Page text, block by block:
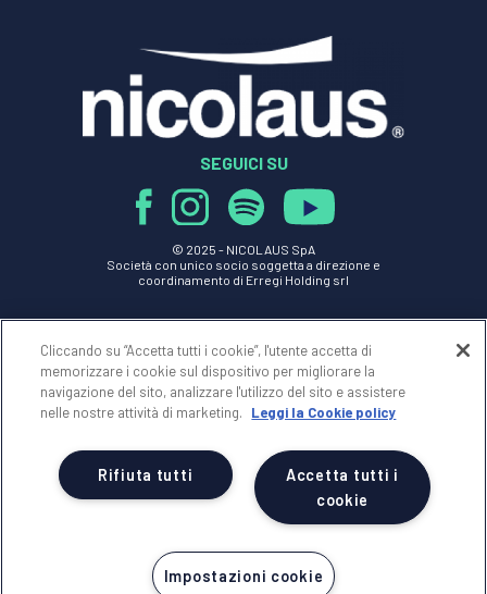
SEGUICI SU
© 2025 - NICOLAUS SpA
Società con unico socio soggetta a direzione e
coordinamento di Erregi Holding srl
P.IVA - C.F. 01517830749
REA 70077 - Reg.Impr. di BRINDISI n.01517830749
Cap.Soc. Euro 100.000,00 i.v.
NICOLAUS
AREA RISERVATA
Cliccando su “Accetta tutti i cookie”, l'utente accetta di
memorizzare i cookie sul dispositivo per migliorare la
navigazione del sito, analizzare l'utilizzo del sito e assistere
nelle nostre attività di marketing.
Leggi la Cookie policy
Accetta tutti i
cookie
Rifiuta tutti
Impostazioni cookie